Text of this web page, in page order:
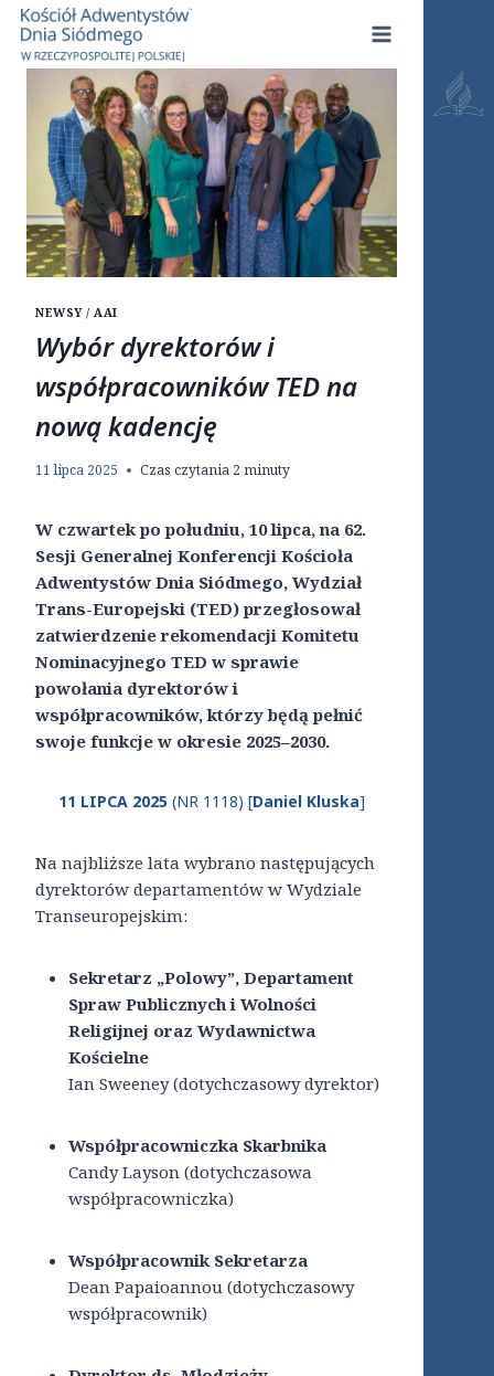
Przejdź
treści
NEWSY / AAI
Wybór dyrektorów i
współpracowników TED na
nową kadencję
11 lipca 2025 Czas czytania 2 minuty
W czwartek po południu, 10 lipca, na 62.
Sesji Generalnej Konferencji Kościoła
Adwentystów Dnia Siódmego, Wydział
Trans-Europejski (TED) przegłosował
zatwierdzenie rekomendacji Komitetu
Nominacyjnego TED w sprawie
powołania dyrektorów i
współpracowników, którzy będą pełnić
swoje funkcje w okresie 2025–2030.
11 LIPCA 2025 (NR 1118) [Daniel Kluska]
Na najbliższe lata wybrano następujących
dyrektorów departamentów w Wydziale
Transeuropejskim:
Sekretarz „Polowy”, Departament
Spraw Publicznych i Wolności
Religijnej oraz Wydawnictwa
Kościelne
Ian Sweeney (dotychczasowy dyrektor)
Współpracowniczka Skarbnika
Candy Layson (dotychczasowa
współpracowniczka)
Współpracownik Sekretarza
Dean Papaioannou (dotychczasowy
współpracownik)